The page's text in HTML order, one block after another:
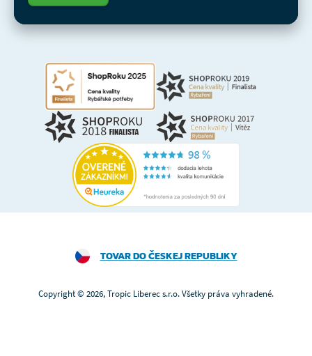
TOVAR DO ČESKEJ REPUBLIKY
Copyright © 2026, Tropic Liberec s.r.o. Všetky práva vyhradené.